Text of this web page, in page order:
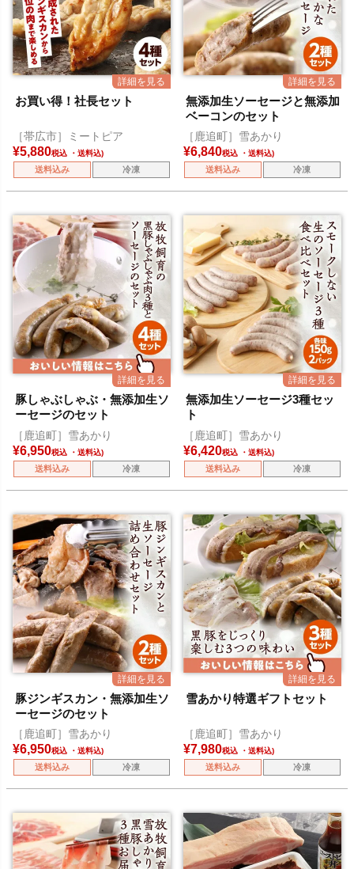
お買い得！社長セット
［帯広市］ミートピア
¥5,880税込
送料込み 冷凍
無添加生ソーセージと無添加
ベーコンのセット
［鹿追町］雪あかり
¥6,840税込
送料込み 冷凍
豚しゃぶしゃぶ・無添加生ソ
ーセージのセット
［鹿追町］雪あかり
¥6,950税込
送料込み 冷凍
無添加生ソーセージ3種セッ
ト
［鹿追町］雪あかり
¥6,420税込
送料込み 冷凍
豚ジンギスカン・無添加生ソ
ーセージのセット
［鹿追町］雪あかり
¥6,950税込
送料込み 冷凍
雪あかり特選ギフトセット
［鹿追町］雪あかり
¥7,980税込
送料込み 冷凍